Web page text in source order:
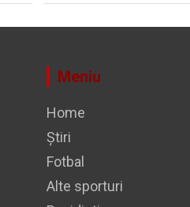
Meniu
Home
Știri
Fotbal
Alte sporturi